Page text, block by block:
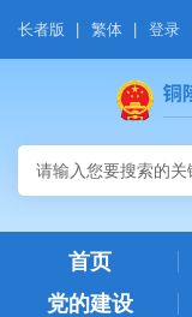
长者版 繁体 登录
首页
党的建设